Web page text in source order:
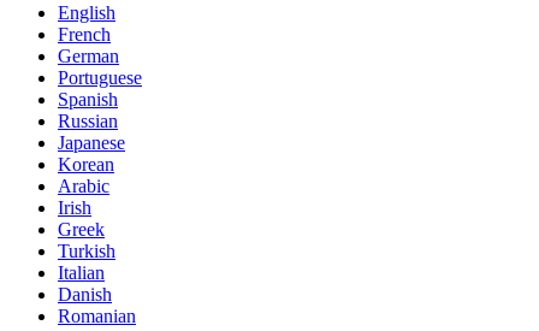
English
French
German
Portuguese
Spanish
Russian
Japanese
Korean
Arabic
Irish
Greek
Turkish
Italian
Danish
Romanian